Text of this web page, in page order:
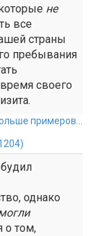
не
все
страны
пребывания
своего
примеров...
однако
о том,